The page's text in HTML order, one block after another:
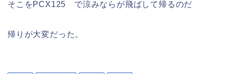
そこをPCX125 で涼みならが飛ばして帰るのだ
帰りが大変だった。